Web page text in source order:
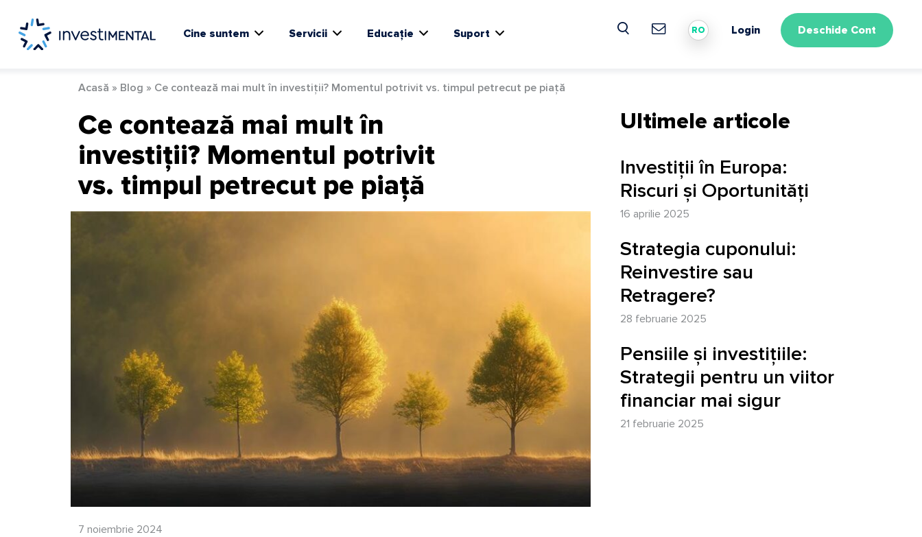
content
Cine suntem Servicii Educație Suport RO Login Deschide Cont
Acasă » Blog » Ce contează mai mult în investiții? Momentul potrivit vs. timpul petrecut pe piață
Ce contează mai mult în
investiții? Momentul potrivit
vs. timpul petrecut pe piață
7 noiembrie 2024
Ultimele articole
Investiții în Europa:
Riscuri și Oportunități
16 aprilie 2025
Strategia cuponului:
Reinvestire sau
Retragere?
28 februarie 2025
Pensiile și investițiile:
Strategii pentru un viitor
financiar mai sigur
21 februarie 2025